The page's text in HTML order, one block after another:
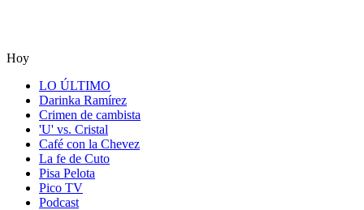
Hoy
LO ÚLTIMO
Darinka Ramírez
Crimen de cambista
'U' vs. Cristal
Café con la Chevez
La fe de Cuto
Pisa Pelota
Pico TV
Podcast